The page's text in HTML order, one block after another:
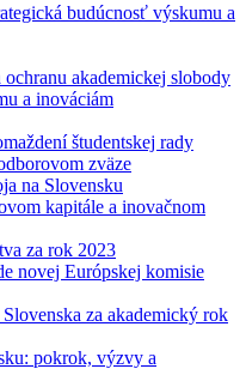
budúcnosť výskumu a
akademickej slobody
a inováciám
študentskej rady
zväze
na Slovensku
kapitále a inovačnom
za rok 2023
novej Európskej komisie
za akademický rok
pokrok, výzvy a